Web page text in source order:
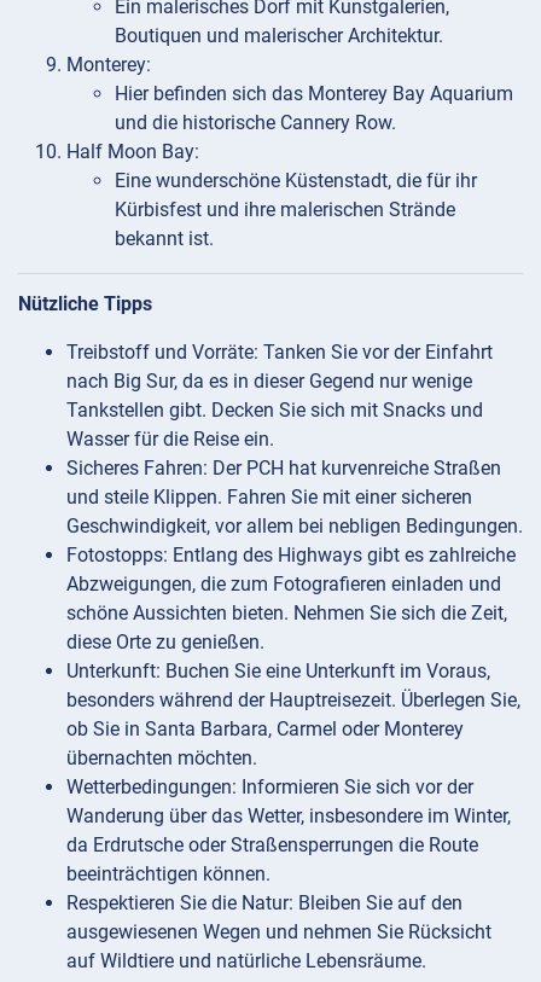
Ein malerisches Dorf mit Kunstgalerien,
Boutiquen und malerischer Architektur.
Monterey:
Hier befinden sich das Monterey Bay Aquarium
und die historische Cannery Row.
Half Moon Bay:
Eine wunderschöne Küstenstadt, die für ihr
Kürbisfest und ihre malerischen Strände
bekannt ist.
Nützliche Tipps
Treibstoff und Vorräte: Tanken Sie vor der Einfahrt
nach Big Sur, da es in dieser Gegend nur wenige
Tankstellen gibt. Decken Sie sich mit Snacks und
Wasser für die Reise ein.
Sicheres Fahren: Der PCH hat kurvenreiche Straßen
und steile Klippen. Fahren Sie mit einer sicheren
Geschwindigkeit, vor allem bei nebligen Bedingungen.
Fotostopps: Entlang des Highways gibt es zahlreiche
Abzweigungen, die zum Fotografieren einladen und
schöne Aussichten bieten. Nehmen Sie sich die Zeit,
diese Orte zu genießen.
Unterkunft: Buchen Sie eine Unterkunft im Voraus,
besonders während der Hauptreisezeit. Überlegen Sie,
ob Sie in Santa Barbara, Carmel oder Monterey
übernachten möchten.
Wetterbedingungen: Informieren Sie sich vor der
Wanderung über das Wetter, insbesondere im Winter,
da Erdrutsche oder Straßensperrungen die Route
beeinträchtigen können.
Respektieren Sie die Natur: Bleiben Sie auf den
ausgewiesenen Wegen und nehmen Sie Rücksicht
auf Wildtiere und natürliche Lebensräume.